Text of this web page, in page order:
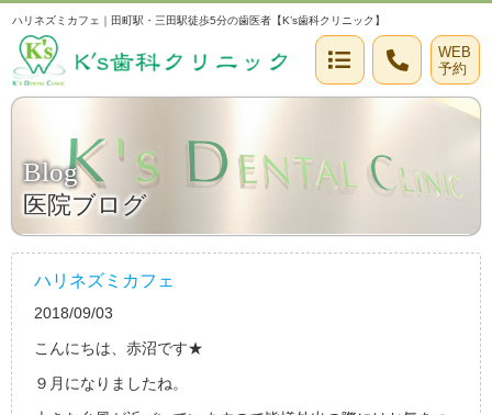
ハリネズミカフェ｜田町駅・三田駅徒歩5分の歯医者【K’s歯科クリニック】
WEB
予約
Blog
医院ブログ
ハリネズミカフェ
2018/09/03
こんにちは、赤沼です★
９月になりましたね。